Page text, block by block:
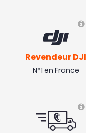
Revendeur DJI
N°1 en France